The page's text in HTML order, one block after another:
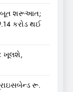
શરૂઆત;
કરોડ થઈ
ખૂલશે,
રૂ.